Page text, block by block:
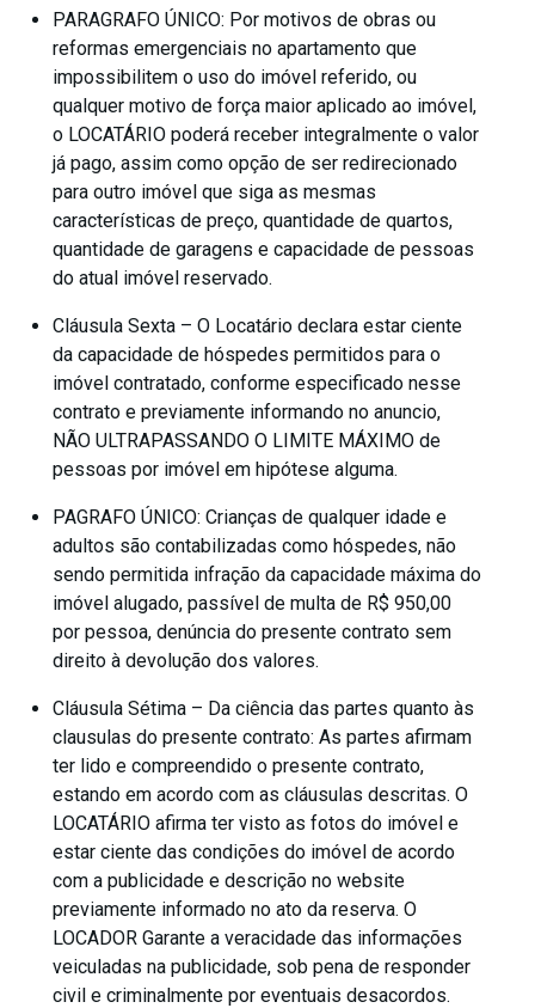
PARAGRAFO ÚNICO: Por motivos de obras ou
reformas emergenciais no apartamento que
impossibilitem o uso do imóvel referido, ou
qualquer motivo de força maior aplicado ao imóvel,
o LOCATÁRIO poderá receber integralmente o valor
já pago, assim como opção de ser redirecionado
para outro imóvel que siga as mesmas
características de preço, quantidade de quartos,
quantidade de garagens e capacidade de pessoas
do atual imóvel reservado.
Cláusula Sexta – O Locatário declara estar ciente
da capacidade de hóspedes permitidos para o
imóvel contratado, conforme especificado nesse
contrato e previamente informando no anuncio,
NÃO ULTRAPASSANDO O LIMITE MÁXIMO de
pessoas por imóvel em hipótese alguma.
PAGRAFO ÚNICO: Crianças de qualquer idade e
adultos são contabilizadas como hóspedes, não
sendo permitida infração da capacidade máxima do
imóvel alugado, passível de multa de R$ 950,00
por pessoa, denúncia do presente contrato sem
direito à devolução dos valores.
Cláusula Sétima – Da ciência das partes quanto às
clausulas do presente contrato: As partes afirmam
ter lido e compreendido o presente contrato,
estando em acordo com as cláusulas descritas. O
LOCATÁRIO afirma ter visto as fotos do imóvel e
estar ciente das condições do imóvel de acordo
com a publicidade e descrição no website
previamente informado no ato da reserva. O
LOCADOR Garante a veracidade das informações
veiculadas na publicidade, sob pena de responder
civil e criminalmente por eventuais desacordos.